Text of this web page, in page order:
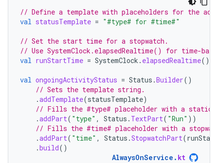
// Define a template with placeholders for the
val statusTemplate = "#type# for #time#"
// Set the start time for a stopwatch.
// Use SystemClock.elapsedRealtime() for time-
val runStartTime = SystemClock . elapsedRealtime()
val ongoingActivityStatus = Status .Builder()
// Sets the template string.
.addTemplate(statusTemplate)
// Fills the #type# placeholder with a static
.addPart( "type" , Status . TextPart( "Run" ))
// Fills the #time# placeholder with a
.addPart( "time" , Status .StopwatchPart(
.build()
AlwaysOnService . kt